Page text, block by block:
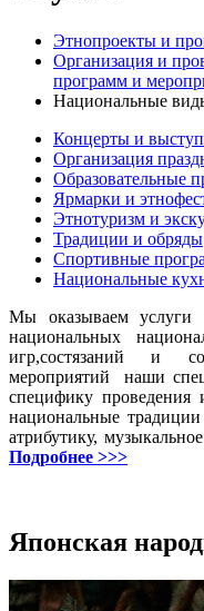
Этнопроекты и
Организация и
программ и
Национальные
Концерты и
Организация
Образовательные
Ярмарки и
Этнотуризм и
Традиции и обряды
Спортивные
Национальные
Мы оказываем услуги
национальных
игр,состязаний и
мероприятий наши
специфику проведения
национальные
атрибутику,
Подробнее >>>
Японская